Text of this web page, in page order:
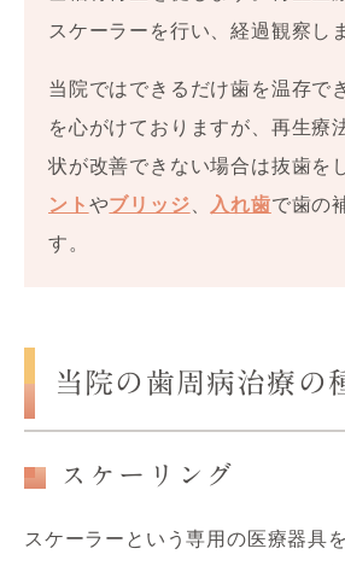
スケーラーを行い、経過観察し
当院ではできるだけ歯を温存で
を心がけておりますが、再生療
状が改善できない場合は抜歯を
ント やブリッジ、 入れ歯で歯の
す。
当院の歯周病治療の
スケーリング
スケーラーという専用の医療器具